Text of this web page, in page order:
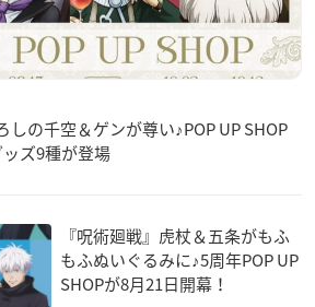
しの千空＆ゲンが尊い♪POP UP SHOP
ズ9種が登場
『呪術廻戦』虎杖＆五条がもふ
もふぬいぐるみに♪5周年POP UP
SHOPが8月21日開幕！